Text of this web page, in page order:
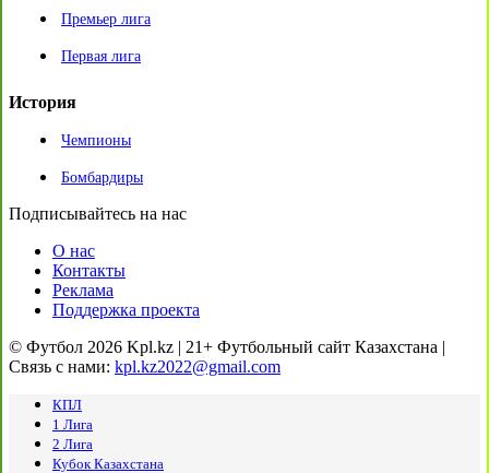
Премьер лига
Первая лига
История
Чемпионы
Бомбардиры
Подписывайтесь на нас
О нас
Контакты
Реклама
Поддержка проекта
© Футбол 2026 Kpl.kz | 21+ Футбольный сайт Казахстана |
Связь с нами: kpl.kz2022@gmail.com
КПЛ
1 Лига
2 Лига
Кубок Казахстана